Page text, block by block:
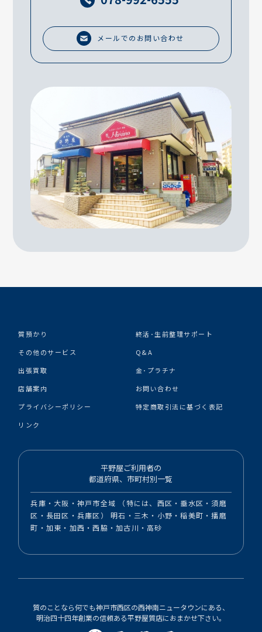
メールでのお問い合わせ
質預かり
終活･生前整理サポート
その他のサービス
Q&A
出張買取
金･プラチナ
店舗案内
お問い合わせ
プライバシーポリシー
特定商取引法に基づく表記
リンク
平野屋ご利用者の
都道府県、市町村別一覧
兵庫・大阪・神戸市全域 （特には、西区・垂水区・須磨
区・長田区・兵庫区） 明石・三木・小野・稲美町・播磨
町・加東・加西・西脇・加古川・高砂
質のことなら何でも神戸市西区の西神南ニュータウンにある、
明治四十四年創業の信頼ある平野屋質店におまかせ下さい。